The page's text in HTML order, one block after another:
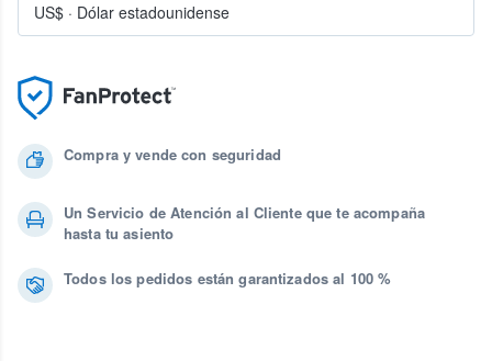
Compra y vende con seguridad
Un Servicio de Atención al Cliente que te acompaña
hasta tu asiento
Todos los pedidos están garantizados al 100 %
US$ · Dólar estadounidense